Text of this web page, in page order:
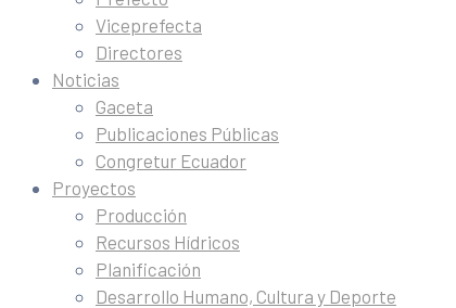
Viceprefecta
Directores
Noticias
Gaceta
Publicaciones Públicas
Congretur Ecuador
Proyectos
Producción
Recursos Hídricos
Planificación
Desarrollo Humano, Cultura y Deporte